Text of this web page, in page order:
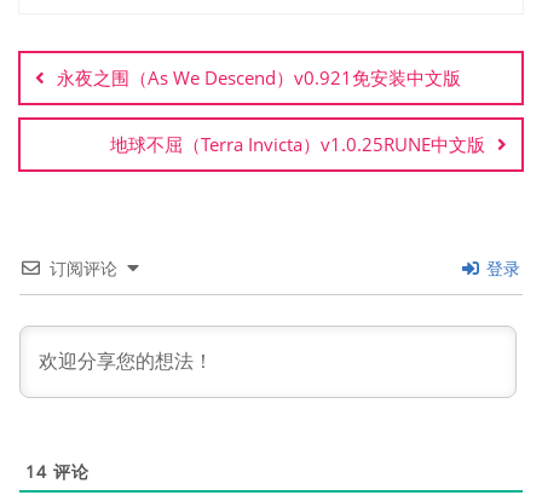
章
导
航
永夜之围（As We Descend）v0.921免安装中文版
地球不屈（Terra Invicta）v1.0.25RUNE中文版
订阅评论 登录
14 评论